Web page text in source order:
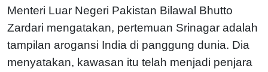
Menteri Luar Negeri Pakistan Bilawal Bhutto
Zardari mengatakan, pertemuan Srinagar adalah
tampilan arogansi India di panggung dunia. Dia
menyatakan, kawasan itu telah menjadi penjara